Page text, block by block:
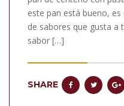
este pan está bueno,
de sabores que gusta a
sabor […]
SHARE